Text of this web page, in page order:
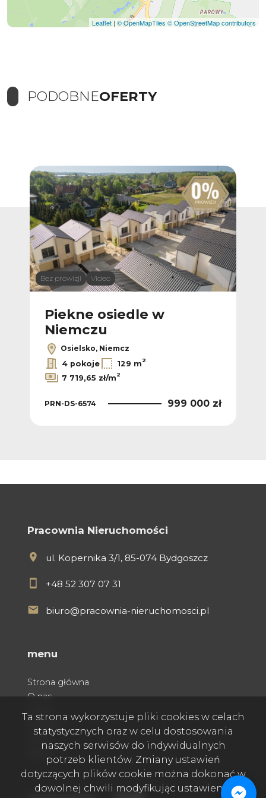
Leaflet | © OpenMapTiles © OpenStreetMap contributors
PODOBNEOFERTY
Bez prowizji Video
Piekne osiedle w
Niemczu
Osielsko, Niemcz
4 pokoje
129 m2
7 719,65 zł/m2
PRN-DS-6574 999 000 zł
Pracownia Nieruchomości
ul. Kopernika 3/1, 85-074 Bydgoszcz
+48 52 307 07 31
biuro@pracownia-nieruchomosci.pl
menu
Strona główna
O nas
Ta strona wykorzystuje pliki cookies w celach
statystycznych oraz w celu dostosowania
naszych serwisów do indywidualnych
potrzeb klientów. Zmiany ustawień
dotyczących plików cookie można dokonać w
dowolnej chwili modyfikując ustawienia